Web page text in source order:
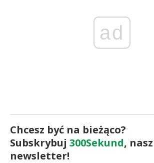
ad
Chcesz być na bieżąco?
Subskrybuj 300Sekund,
newsletter!